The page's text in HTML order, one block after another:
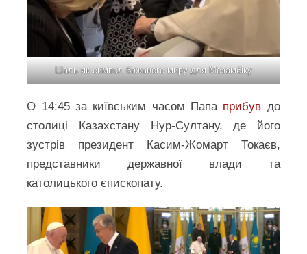
Шаль як символ бажаного миру для Мозамбіку
О 14:45 за київським часом Папа прибув до
столиці Казахстану Нур-Султану, де його
зустрів президент Касим-Жомарт Токаєв,
представники державної влади та
католицького єпископату.